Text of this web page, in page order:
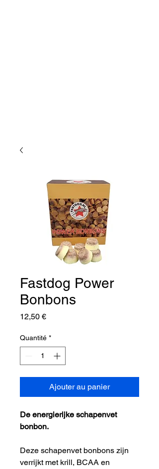
Fastdog Power
Bonbons
12,50 €Prix
Quantité *
Ajouter au panier
De energierijke schapenvet
bonbon.
Deze schapenvet bonbons zijn
verrijkt met krill, BCAA en